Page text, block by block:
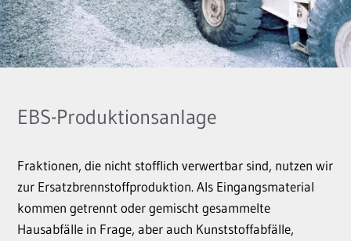
EBS-Produktionsanlage
Fraktionen, die nicht stofflich verwertbar sind, nutzen wir
zur Ersatzbrennstoffproduktion. Als Eingangsmaterial
kommen getrennt oder gemischt gesammelte
Hausabfälle in Frage, aber auch Kunststoffabfälle,